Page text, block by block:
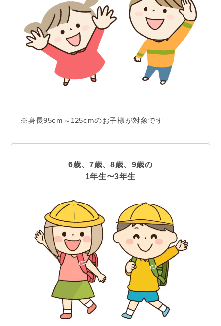
※身長95cm～125cmのお子様が対象です
6歳、7歳、8歳、9歳の
1年生〜3年生